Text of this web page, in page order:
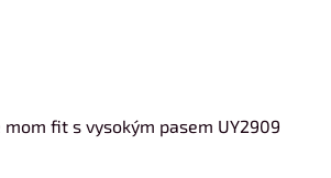
mom fit s vysokým pasem UY2909